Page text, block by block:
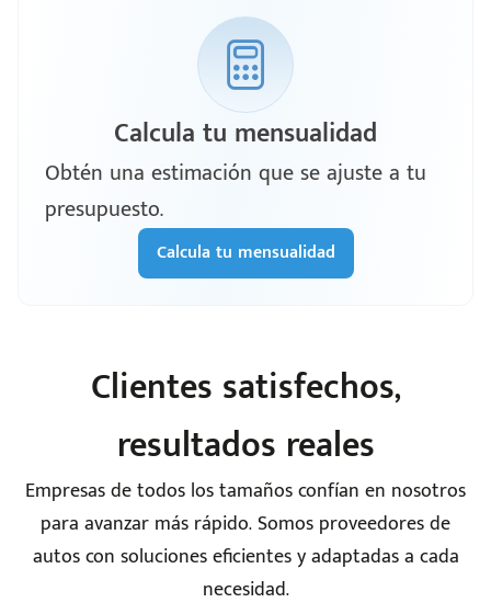
Calcula tu mensualidad
Obtén una estimación que se ajuste a tu
presupuesto.
Calcula tu mensualidad
Clientes satisfechos,
resultados reales
Empresas de todos los tamaños confían en nosotros
para avanzar más rápido. Somos proveedores de
autos con soluciones eficientes y adaptadas a cada
necesidad.